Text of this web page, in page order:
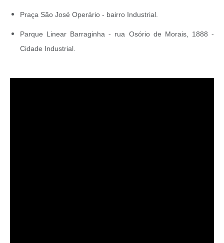
Praça São José Operário - bairro Industrial.
Parque Linear Barraginha - rua Osório de Morais, 1888 -
Cidade Industrial.